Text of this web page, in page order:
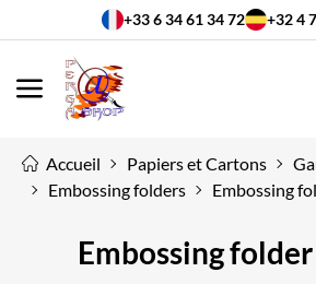
+33 6 34 61 34 72 +32 4
MENU
Accueil Papiers et Cartons
Embossing folders
Embossing
Embossing